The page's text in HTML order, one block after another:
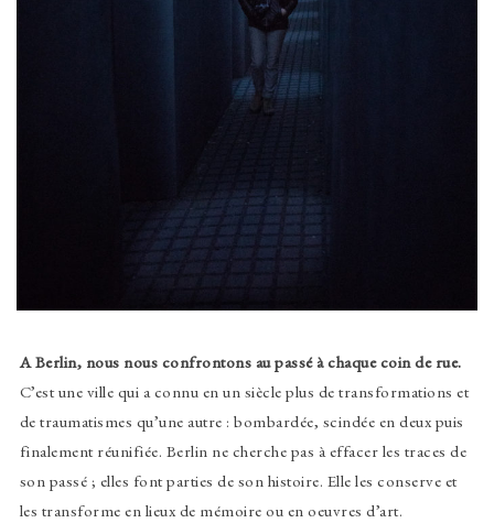
A Berlin, nous nous confrontons au passé à chaque coin de rue.
C’est une ville qui a connu en un siècle plus de transformations et
de traumatismes qu’une autre : bombardée, scindée en deux puis
finalement réunifiée. Berlin ne cherche pas à effacer les traces de
son passé ; elles font parties de son histoire. Elle les conserve et
les transforme en lieux de mémoire ou en oeuvres d’art.